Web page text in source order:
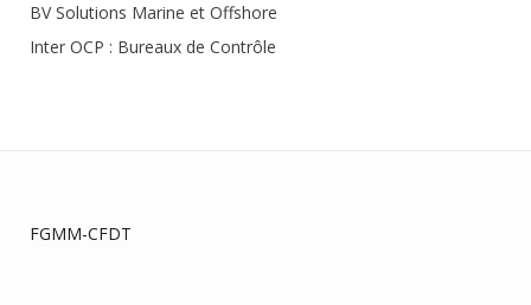
BV Solutions Marine et Offshore
Inter OCP : Bureaux de Contrôle
FGMM-CFDT